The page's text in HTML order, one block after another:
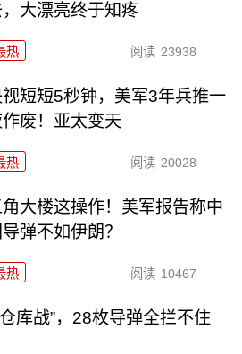
，大漂亮终于知疼
热 阅读 23938
视短短5秒钟，美军3年兵推一
废！亚太变天
热 阅读 20028
角大楼这操作！美军报告称中
导弹不如伊朗？
热 阅读 10467
库战”，28枚导弹全拦不住